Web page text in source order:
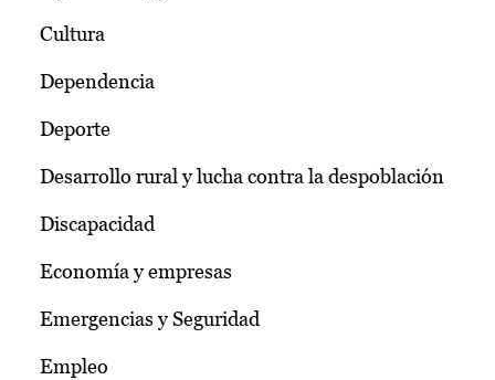
Cultura
Dependencia
Deporte
Desarrollo rural y lucha contra la despoblación
Discapacidad
Economía y empresas
Emergencias y Seguridad
Empleo